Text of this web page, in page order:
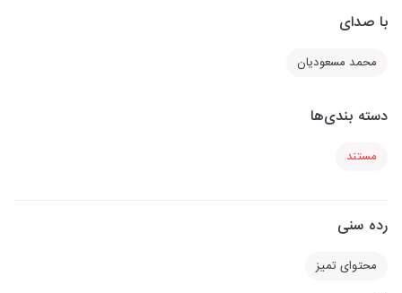
با صدای
محمد مسعودیان
دسته بندی‌ها
مستند
رده سنی
محتوای تمیز